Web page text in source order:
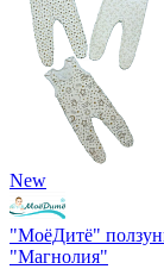
New
"МоёДитё"
"Магнолия"